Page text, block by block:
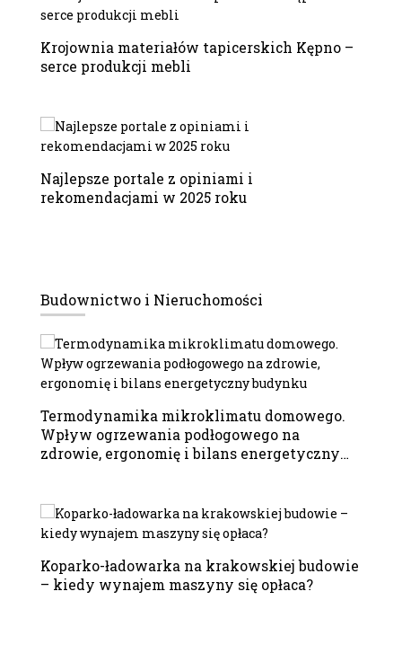
Krojownia materiałów tapicerskich Kępno –
serce produkcji mebli
Najlepsze portale z opiniami i
rekomendacjami w 2025 roku
Budownictwo i Nieruchomości
Termodynamika mikroklimatu domowego.
Wpływ ogrzewania podłogowego na
zdrowie, ergonomię i bilans energetyczny
Koparko-ładowarka na krakowskiej budowie
– kiedy wynajem maszyny się opłaca?